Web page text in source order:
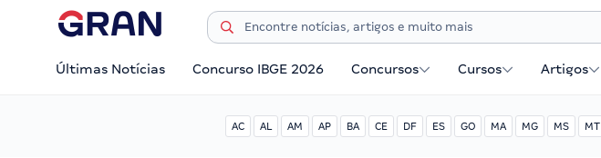
Últimas Notícias Concurso IBGE 2026 Concursos Cursos Artigos
AC AL AM AP BA CE DF ES GO MA MG MS MT